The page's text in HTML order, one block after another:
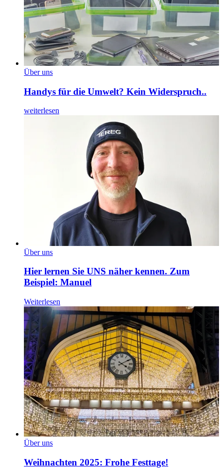
Über uns
Handys für die Umwelt? Kein Widerspruch..
weiterlesen
Über uns
Hier lernen Sie UNS näher kennen. Zum
Beispiel: Manuel
Weiterlesen
Über uns
Weihnachten 2025: Frohe Festtage!